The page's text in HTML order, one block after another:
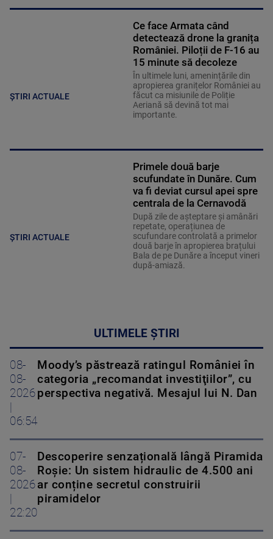
ȘTIRI ACTUALE
Ce face Armata când
detectează drone la granița
României. Piloții de F-16 au
15 minute să decoleze
În ultimele luni, amenințările din
apropierea granițelor României au
făcut ca misiunile de Poliție
Aeriană să devină tot mai
importante.
ȘTIRI ACTUALE
Primele două barje
scufundate în Dunăre. Cum
va fi deviat cursul apei spre
centrala de la Cernavodă
După zile de așteptare și amânări
repetate, operațiunea de
scufundare controlată a primelor
două barje în apropierea brațului
Bala de pe Dunăre a început vineri
după-amiază.
ULTIMELE ȘTIRI
08-
08-
2026
06:54
Moody’s păstrează ratingul României în
categoria „recomandat investiţiilor”, cu
perspectiva negativă. Mesajul lui N. Dan
07-
08-
2026
22:20
Descoperire senzațională lângă Piramida
Roșie: Un sistem hidraulic de 4.500 ani
ar conține secretul construirii
piramidelor